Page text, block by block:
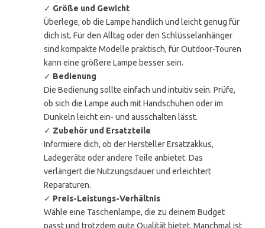
✓ Größe und Gewicht
Überlege, ob die Lampe handlich und leicht genug für
dich ist. Für den Alltag oder den Schlüsselanhänger
sind kompakte Modelle praktisch, für Outdoor-Touren
kann eine größere Lampe besser sein.
✓ Bedienung
Die Bedienung sollte einfach und intuitiv sein. Prüfe,
ob sich die Lampe auch mit Handschuhen oder im
Dunkeln leicht ein- und ausschalten lässt.
✓ Zubehör und Ersatzteile
Informiere dich, ob der Hersteller Ersatzakkus,
Ladegeräte oder andere Teile anbietet. Das
verlängert die Nutzungsdauer und erleichtert
Reparaturen.
✓ Preis-Leistungs-Verhältnis
Wähle eine Taschenlampe, die zu deinem Budget
passt und trotzdem gute Qualität bietet. Manchmal ist